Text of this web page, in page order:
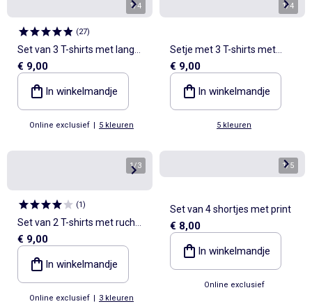
1/4
(27)
Set van 3 T-shirts met lange
mouwen
€ 9,00
In winkelmandje
Online exclusief | 5 kleuren
1/4
Setje met 3 T-shirts met
korte mouw
€ 9,00
In winkelmandje
5 kleuren
1/3
(1)
Set van 2 T-shirts met ruches
op de schouders
€ 9,00
In winkelmandje
Online exclusief | 3 kleuren
1/5
Set van 4 shortjes met print
€ 8,00
In winkelmandje
Online exclusief